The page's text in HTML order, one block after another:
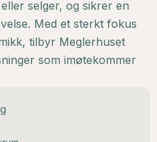
selger, og sikrer en
Med et sterkt fokus
tilbyr Meglerhuset
som imøtekommer